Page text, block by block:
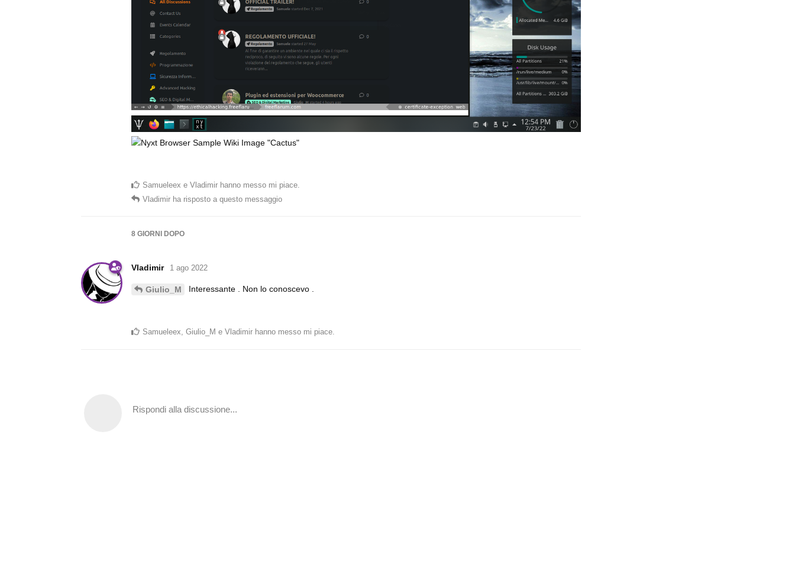
Samueleex e Vladimir hanno messo mi piace.
Vladimir ha risposto a questo messaggio
8 GIORNI DOPO
Vladimir 1 ago 2022
Giulio_M Interessante . Non lo conoscevo .
Samueleex, Giulio_M e Vladimir hanno messo mi piace.
Rispondi alla discussione...